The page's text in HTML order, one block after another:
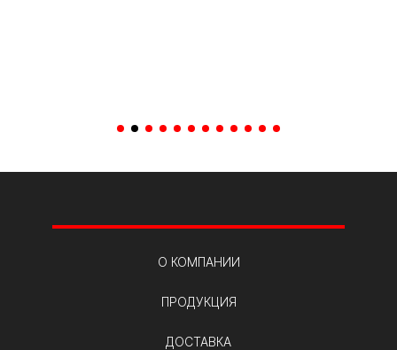
О КОМПАНИИ
ПРОДУКЦИЯ
ДОСТАВКА